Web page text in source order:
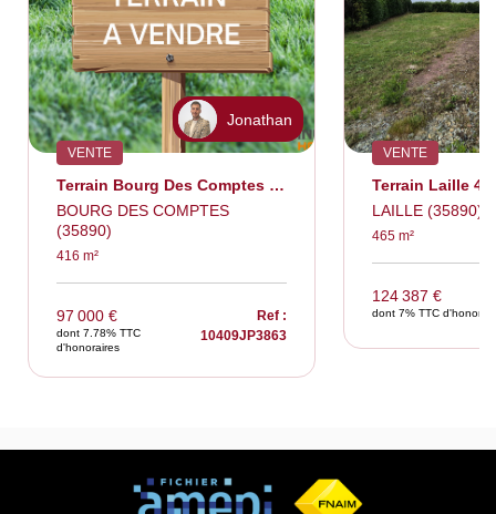
Jonathan
VENTE
Terrain Bourg Des Comptes 416m2
BOURG DES COMPTES
(35890)
416 m²
97 000 €
dont 7.78% TTC
d'honoraires
Ref :
10409JP3863
VENTE
Terrain Laille
LAILLE (35890)
465 m²
124 387 €
dont 7% TTC